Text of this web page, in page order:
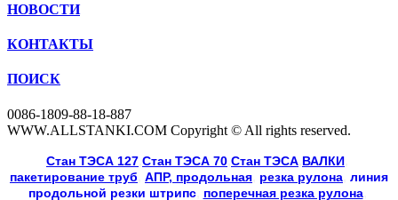
НОВОСТИ
КОНТАКТЫ
ПОИСК
0086-1809-88-18-887
WWW.ALLSTANKI.COM Copyright © All rights reserved.
Cтан ТЭСА 127 Cтан ТЭСА 70 Cтан ТЭСА ВАЛКИ
пакетирование труб АПР, продольная резка рулона линия
продольной резки штрипс, поперечная резка рулона